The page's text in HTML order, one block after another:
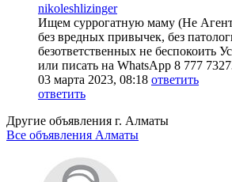
nikoleshlizinger
Ищем суррогатную маму (Не
без вредных привычек, без
безответственных не беспокоить
или писать на WhatsApp 8 777
03 марта 2023, 08:18 ответить
ответить
Другие объявления г. Алматы
Все объявления Алматы